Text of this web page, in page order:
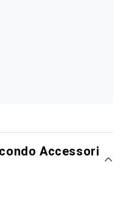
Accessori